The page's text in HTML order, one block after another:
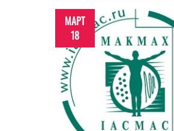
МАРТ
18